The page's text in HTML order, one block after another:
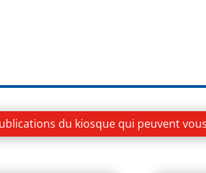
du kiosque qui peuvent